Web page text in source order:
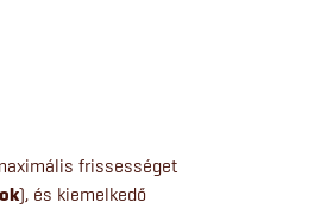
frissességet
), és kiemelkedő